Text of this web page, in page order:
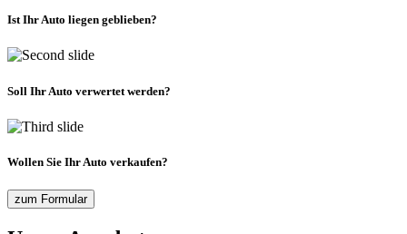
Ist Ihr Auto liegen geblieben?
Soll Ihr Auto verwertet werden?
Wollen Sie Ihr Auto verkaufen?
zum Formular